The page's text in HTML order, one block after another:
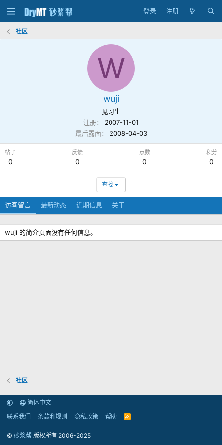
登录 注册
社区
W
wuji
见习生
注册
2007-11-01
最后露面
2008-04-03
帖子
0
反馈
0
点数
0
积分
0
查找
访客留言 最新动态 近期信息 关于
wuji 的简介页面没有任何信息。
社区
简体中文
联系我们
条款和规则 隐私政策 帮助
R
© 砂浆帮 版权所有 2006-2025